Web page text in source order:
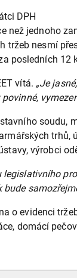
DPH
než jednoho
tržeb nesmí
posledních
vítá. „Je
soudu,
trhů,
výrobci
legislativního
o evidenci
domácí